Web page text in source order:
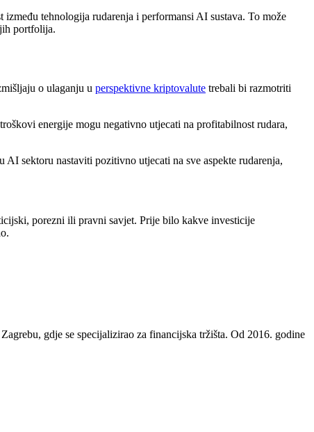
tehnologija rudarenja i performansi AI sustava. To može
portfolija.
o ulaganju u perspektivne kriptovalute trebali bi razmotriti
energije mogu negativno utjecati na profitabilnost rudara,
sektoru nastaviti pozitivno utjecati na sve aspekte rudarenja,
porezni ili pravni savjet. Prije bilo kakve investicije
gdje se specijalizirao za financijska tržišta. Od 2016. godine